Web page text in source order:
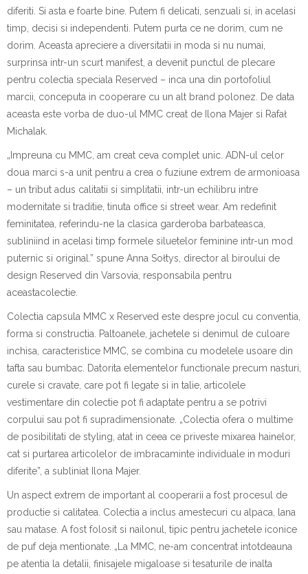
diferiti. Si asta e foarte bine . Putem fi delicati, senzuali si in acelasi
timp decisi si independenti. Putem purta ce ne dorim , cum ne
dorim . Aceasta apreciere a diversitatii in moda si nu numai,
surprinsa intr-un scurt manifest, a devenit punctul de plecare
pentru colectia special a Reserved – inca una din portofoliul
marcii, conceputa in cooperare cu un alt brand polonez. De data
aceasta este vorba de duo-ul
MMC creat de Ilona Majer si Rafał
Michalak
„ mpreuna cu MMC, am creat ceva complet unic. ADN-ul celor
doua marci s-a unit pentru a crea o fuziune extrem de armonioasa
– un tribut adus calitatii si simplitatii, intr-un echilibru intre
modernitate si traditie, tinuta office si street wear. Am redefinit
feminitatea, referindu-ne la clasica garderoba barbateasca
subliniind in acelasi timp formele siluetelor feminine intr-un mod
puternic si original .” spune Anna Sołtys director al biroului de
design Reserved din Varsovia responsabil a pentru
aceastacolectie
Colectia capsul a MMC x Reserved este despre jocul cu conventia,
forma si constructia. Paltoanele, jachetele si denimul de culoare
inchisa , caracteristice MMC, se combina cu modelele usoare din
tafta sau bumbac. Datorita elementelor functionale precum nasturi,
curele si cravate, care pot fi legate si in talie, articolele
vestimentare din colectie pot fi adaptate pentru a se potrivi
corpului sau pot fi supradimensionate. „Colectia ofera o mul time
de posibilitati de styling, atat in ​​ceea ce priveste mixarea hainelor,
cat si purtarea articolelor de imbracaminte individuale in moduri
diferite” , a subliniat Ilona Majer.
Un aspect extrem de important al cooperarii a fost procesul de
productie si calitatea. Colectia a inclus amestecuri cu alpaca, l ana
sau matase . A fost folosit si nailonul, tipic pentru jachetele iconice
de puf deja mentionate. „ La MMC, ne-am concentrat intotdeauna
pe atentia la detalii, finisajele miga loase si tesaturile de inalta